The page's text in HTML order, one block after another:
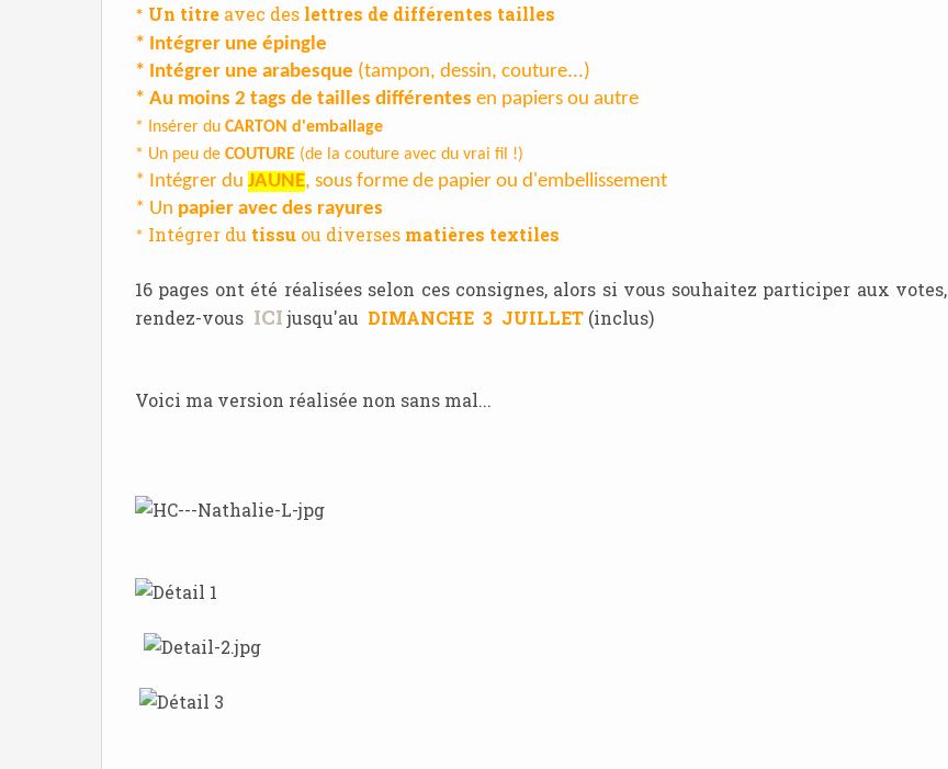
* Un titre avec des lettres de différentes tailles
* Intégrer une épingle
* Intégrer une arabesque (tampon, dessin, couture...)
* Au moins 2 tags de tailles différentes en papiers ou autre
* Insérer du CARTON d'emballage
* Un peu de COUTURE (de la couture avec du vrai fil !)
* Intégrer du JAUNE, sous forme de papier ou d'embellissement
* Un papier avec des rayures
* Intégrer du tissu ou diverses matières textiles
16 pages ont été réalisées selon ces consignes, alors si vous souhaitez participer aux votes,
rendez-vous ICIjusqu'au DIMANCHE 3 JUILLET (inclus)
Voici ma version réalisée non sans mal...